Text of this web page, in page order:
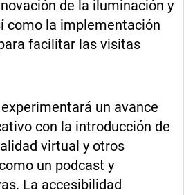
de la iluminación y
como la implementación
facilitar las visitas
un avance
con la introducción de
virtual y otros
un podcast y
La accesibilidad